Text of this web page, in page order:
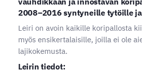
2008–2016 syntyneille tytöille
Leiri on avoin kaikille koripallosta
myös ensikertalaisille, joilla ei ole
lajikokemusta.
Leirin tiedot: